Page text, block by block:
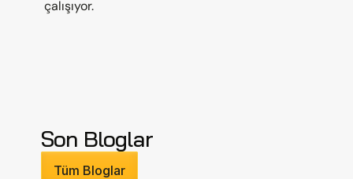
çalışıyor.
Son Bloglar
Tüm Bloglar